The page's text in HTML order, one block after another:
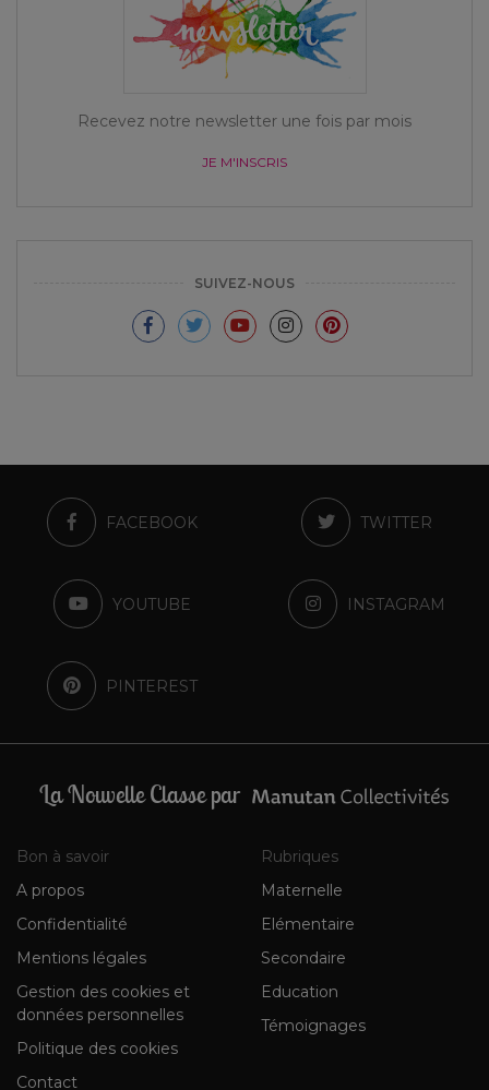
Recevez notre newsletter une fois par mois
JE M'INSCRIS
SUIVEZ-NOUS
FACEBOOK TWITTER
YOUTUBE INSTAGRAM
PINTEREST
La Nouvelle Classe par
Bon à savoir
A propos
Confidentialité
Mentions légales
Gestion des cookies et
données personnelles
Politique des cookies
Contact
Rubriques
Maternelle
Elémentaire
Secondaire
Education
Témoignages